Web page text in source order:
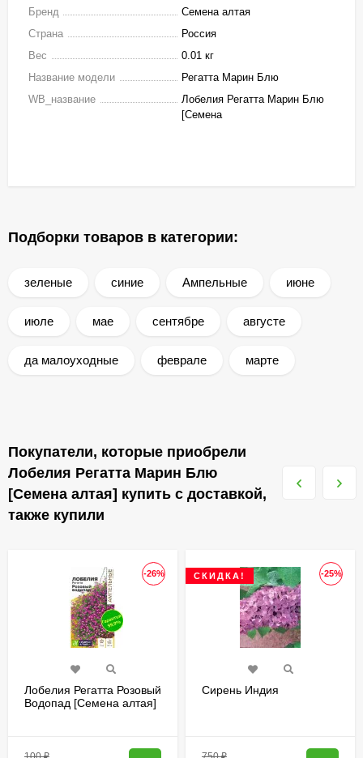
Бренд
Семена алтая
Страна
Россия
Вес
0.01 кг
Название модели
Регатта Марин Блю
WB_название
Лобелия Регатта Марин Блю
[Семена
Подборки товаров в категории:
зеленые синие Ампельные июне
июле мае сентябре августе
да малоуходные феврале марте
Покупатели, которые приобрели
Лобелия Регатта Марин Блю
[Семена алтая] купить с доставкой,
также купили
-26%
Лобелия Регатта Розовый
Водопад [Семена алтая]
-25%
СКИДКА!
Сирень Индия